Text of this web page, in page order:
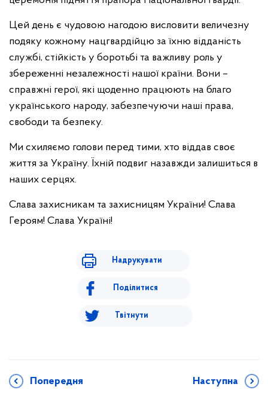
Цей день є чудовою нагодою висловити величезну
подяку кожному нацгвардійцю за їхню відданість
службі, стійкість у боротьбі та важливу роль у
збереженні незалежності нашої країни. Вони –
справжні герої, які щоденно працюють на благо
українського народу, забезпечуючи наші права,
свободи та безпеку.
Ми схиляємо голови перед тими, хто віддав своє
життя за Україну. Їхній подвиг назавжди залишиться в
наших серцях.
Слава захисникам та захисницям України! Слава
Героям! Слава Україні!
Надрукувати
Поділитися
Твітнути
Попередня Наступна